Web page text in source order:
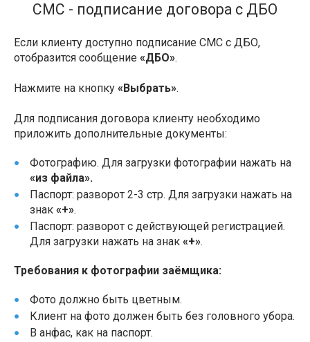
СМС - подписание договора с ДБО
Если клиенту доступно подписание СМС с ДБО,
отобразится сообщение «ДБО».
Нажмите на кнопку «Выбрать».
Для подписания договора клиенту необходимо
приложить дополнительные документы:
Фотографию. Для загрузки фотографии нажать на
«из файла».
Паспорт: разворот 2-3 стр. Для загрузки нажать на
знак «+».
Паспорт: разворот с действующей регистрацией.
Для загрузки нажать на знак «+».
Требования к фотографии заёмщика:
Фото должно быть цветным.
Клиент на фото должен быть без головного убора.
В анфас, как на паспорт.